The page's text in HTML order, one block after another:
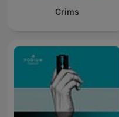
Crims